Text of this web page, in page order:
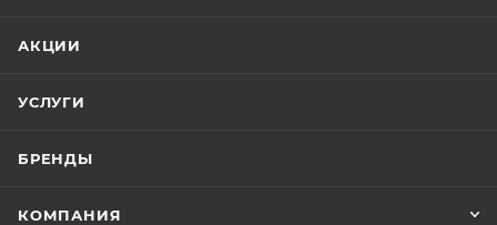
АКЦИИ
УСЛУГИ
БРЕНДЫ
КОМПАНИЯ